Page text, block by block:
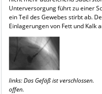
Unterversorgung führt zu einer
ein Teil des Gewebes stirbt ab.
Einlagerungen von Fett und Kalk
links: Das Gefäß ist
offen.